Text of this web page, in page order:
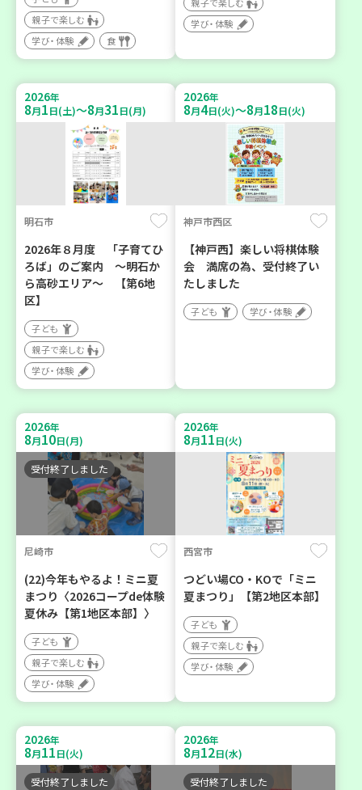
親子で楽しむ
学び・体験
食
親子で楽しむ
学び・体験
2026年
8月1日(土)～8月31日(月)
明石市
2026年８月度 「子育てひ
ろば」のご案内 ～明石か
ら高砂エリア～ 【第6地
区】
子ども
親子で楽しむ
学び・体験
2026年
8月4日(火)～8月18日(火)
神戸市西区
【神戸西】楽しい将棋体験
会 満席の為、受付終了い
たしました
子ども 学び・体験
2026年
8月10日(月)
受付終了しました
尼崎市
(22)今年もやるよ！ミニ夏
まつり〈2026コープde体験
夏休み【第1地区本部】〉
子ども
親子で楽しむ
学び・体験
2026年
8月11日(火)
西宮市
つどい場CO・KOで「ミニ
夏まつり」【第2地区本部】
子ども
親子で楽しむ
学び・体験
2026年
8月11日(火)
受付終了しました
2026年
8月12日(水)
受付終了しました